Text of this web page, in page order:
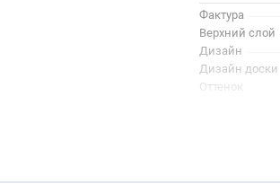
Фактура
Верхний слой
Дизайн
Дизайн доски
Оттенок